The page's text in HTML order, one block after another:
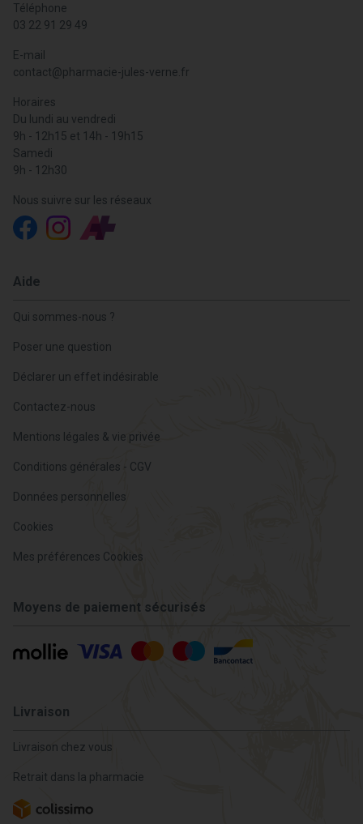
Téléphone
03 22 91 29 49
E-mail
contact@pharmacie-jules-verne.fr
Horaires
Du lundi au vendredi
9h - 12h15 et 14h - 19h15
Samedi
9h - 12h30
Nous suivre sur les réseaux
Aide
Qui sommes-nous ?
Poser une question
Déclarer un effet indésirable
Contactez-nous
Mentions légales & vie privée
Conditions générales - CGV
Données personnelles
Cookies
Mes préférences Cookies
Moyens de paiement sécurisés
Livraison
Livraison chez vous
Retrait dans la pharmacie